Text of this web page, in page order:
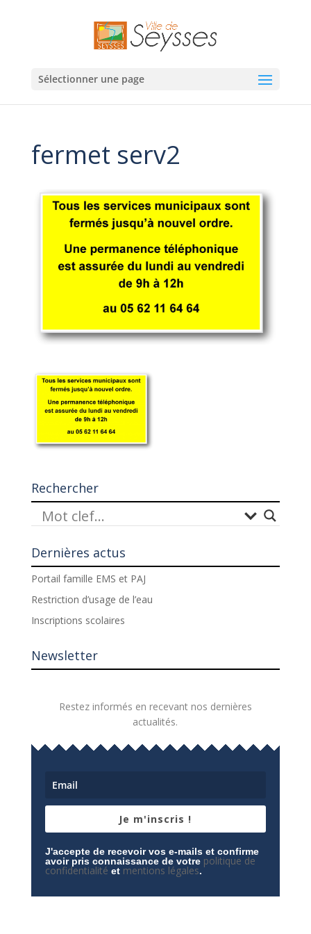
Sélectionner une page
fermet serv2
Rechercher
Dernières actus
Portail famille EMS et PAJ
Restriction d’usage de l’eau
Inscriptions scolaires
Newsletter
Restez informés en recevant nos dernières
actualités.
Je m'inscris !
J'accepte de recevoir vos e-mails et confirme
avoir pris connaissance de votre politique de
confidentialité et mentions légales.